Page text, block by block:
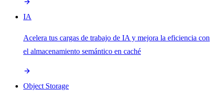
IA
Acelera tus cargas de trabajo de IA y mejora la eficiencia con
el almacenamiento semántico en caché
Object Storage